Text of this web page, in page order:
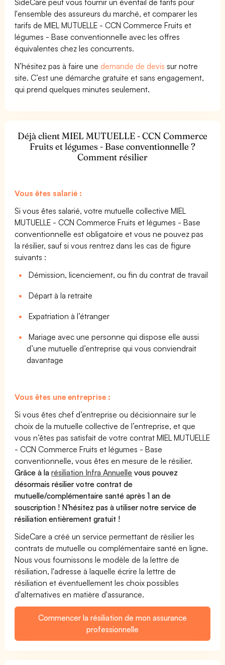
l'ensemble des assureurs du marché, et comparer les
tarifs de MIEL MUTUELLE - CCN Commerce Fruits et
légumes - Base conventionnelle avec les offres
équivalentes chez les concurrents.
N’hésitez pas à faire une demande de devis sur notre
site. C’est une démarche gratuite et sans engagement,
qui prend quelques minutes seulement.
Déjà client MIEL MUTUELLE - CCN Commerce
Fruits et légumes - Base conventionnelle ?
Comment résilier
Vous êtes salarié :
Si vous êtes salarié, votre mutuelle collective MIEL
MUTUELLE - CCN Commerce Fruits et légumes - Base
conventionnelle est obligatoire et vous ne pouvez pas
la résilier, sauf si vous rentrez dans les cas de figure
suivants :
Démission, licenciement, ou fin du contrat de travail
Départ à la retraite
Expatriation à l’étranger
Mariage avec une personne qui dispose elle aussi
d’une mutuelle d’entreprise qui vous conviendrait
davantage
Vous êtes une entreprise :
Si vous êtes chef d’entreprise ou décisionnaire sur le
choix de la mutuelle collective de l’entreprise, et que
vous n’êtes pas satisfait de votre contrat MIEL MUTUELLE
- CCN Commerce Fruits et légumes - Base
conventionnelle, vous êtes en mesure de le résilier.
Grâce à larésiliation Infra Annuelle vous pouvez
désormais résilier votre contrat de
mutuelle/complémentaire santé après 1 an de
souscription ! N'hésitez pas à utiliser notre service de
résiliation entièrement gratuit !
SideCare a créé un service permettant de résilier les
contrats de mutuelle ou complémentaire santé en ligne.
Nous vous fournissons le modèle de la lettre de
résiliation, l'adresse à laquelle écrire la lettre de
résiliation et éventuellement les choix possibles
d'alternatives en matière d'assurance.
Commencer la résiliation de mon assurance
professionnelle